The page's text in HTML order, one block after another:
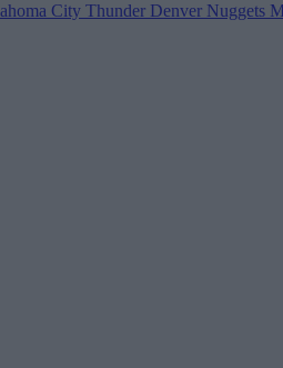
City Thunder Denver Nuggets